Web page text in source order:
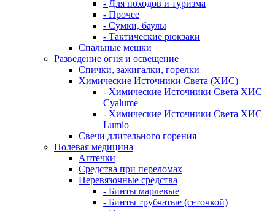
- Для походов и туризма
- Прочее
- Сумки, баулы
- Тактические рюкзаки
Спальные мешки
Разведение огня и освещение
Спички, зажигалки, горелки
Химические Источники Света (ХИС)
- Химические Источники Света ХИС
Cyalume
- Химические Источники Света ХИС
Lumio
Свечи длительного горения
Полевая медицина
Аптечки
Средства при переломах
Перевязочные средства
- Бинты марлевые
- Бинты трубчатые (сеточкой)